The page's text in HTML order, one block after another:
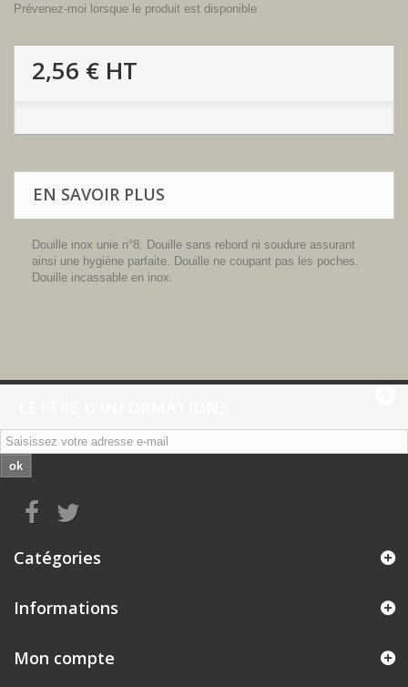
Prévenez-moi lorsque le produit est disponible
2,56 € HT
EN SAVOIR PLUS
Douille inox unie n°8. Douille sans rebord ni soudure assurant
ainsi une hygiène parfaite. Douille ne coupant pas les poches.
Douille incassable en inox.
ok
Catégories
Informations
Mon compte